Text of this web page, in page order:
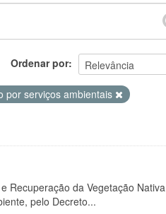
Ordenar por
por serviços ambientais
Recuperação da Vegetação Nativa
pelo Decreto...